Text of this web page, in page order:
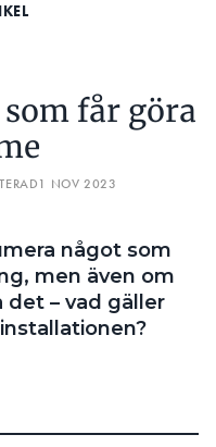
får göra
1 NOV 2023
något som
men även om
det – vad gäller